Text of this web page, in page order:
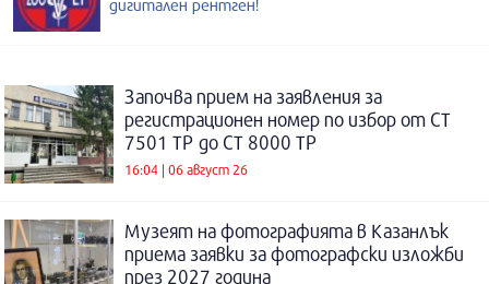
Започва прием на заявления за
регистрационен номер по избор от СТ
7501 ТР до СТ 8000 ТР
16:04 | 06 август 26
Музеят на фотографията в Казанлък
приема заявки за фотографски изложби
през 2027 година